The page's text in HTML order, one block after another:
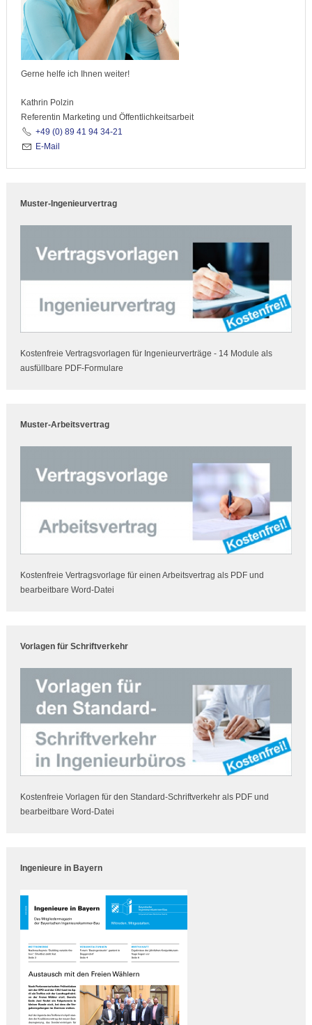
Gerne helfe ich Ihnen weiter!
Kathrin Polzin
Referentin Marketing und Öffentlichkeitsarbeit
+49 (0) 89 41 94 34-21
E-Mail
Muster-Ingenieurvertrag
Kostenfreie Vertragsvorlagen für Ingenieurverträge - 14 Module als
ausfüllbare PDF-Formulare
Muster-Arbeitsvertrag
Kostenfreie Vertragsvorlage für einen Arbeitsvertrag als PDF und
bearbeitbare Word-Datei
Vorlagen für Schriftverkehr
Kostenfreie Vorlagen für den Standard-Schriftverkehr als PDF und
bearbeitbare Word-Datei
Ingenieure in Bayern